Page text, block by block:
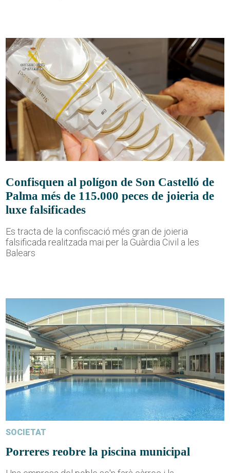
Confisquen al polígon de Son Castelló de
Palma més de 115.000 peces de joieria de
luxe falsificades
Es tracta de la confiscació més gran de joieria
falsificada realitzada mai per la Guàrdia Civil a les
Balears
SOCIETAT
Porreres reobre la piscina municipal